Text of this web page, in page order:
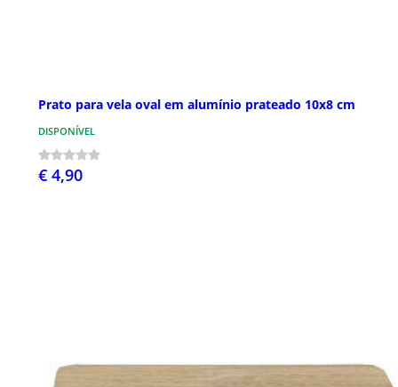
Prato para vela oval em alumínio prateado 10x8 cm
DISPONÍVEL
€ 4,90